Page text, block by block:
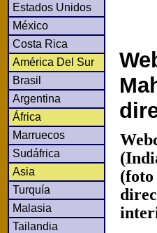
Estados Unidos
México
Costa Rica
América Del Sur
Brasil
Argentina
África
Marruecos
Sudáfrica
Asia
Turquía
Malasia
Tailandia
(foto